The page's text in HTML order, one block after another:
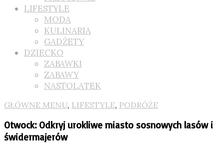
LIFESTYLE
MODA
KULINARIA
GADŻETY
DZIECKO
ZABAWKI
ZABAWY
NASTOLATEK
GŁÓWNE MENU, LIFESTYLE, PODRÓŻE
Otwock: Odkryj urokliwe miasto sosnowych lasów i
świdermajerów